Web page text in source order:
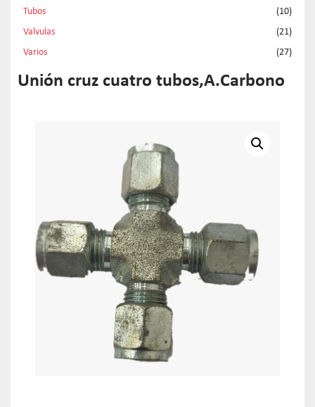
Tubos
(10)
Valvulas
(21)
Varios
(27)
Unión cruz cuatro tubos,A.Carbono